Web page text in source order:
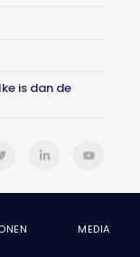
is dan de
MEDIA